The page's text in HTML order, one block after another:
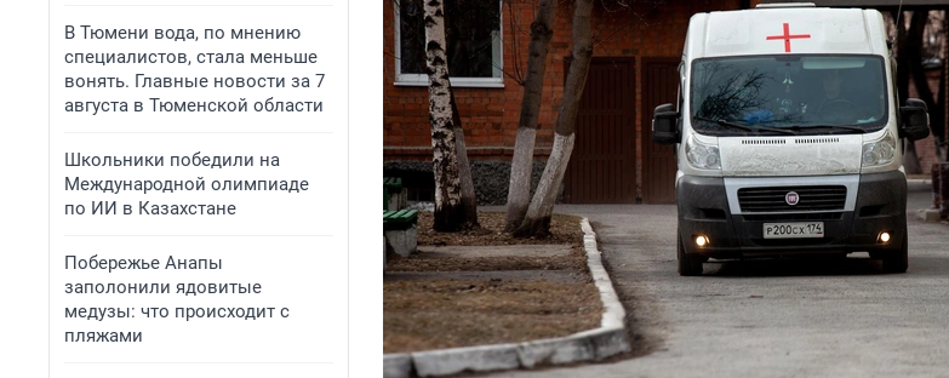
В Тюмени вода, по мнению
специалистов, стала меньше
вонять. Главные новости за 7
августа в Тюменской области
Школьники победили на
Международной олимпиаде
по ИИ в Казахстане
Побережье Анапы
заполонили ядовитые
медузы: что происходит с
пляжами